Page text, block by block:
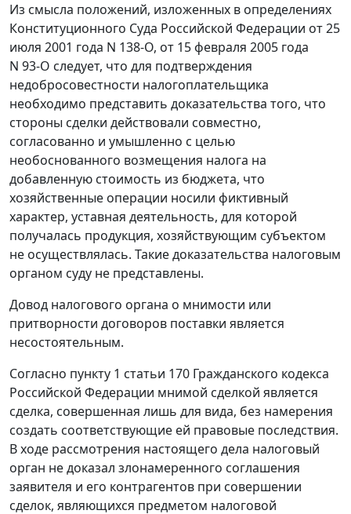
Из смысла положений, изложенных в определениях
Конституционного Суда Российской Федерации от 25
июля 2001 года N 138-О, от 15 февраля 2005 года
N 93-О следует, что для подтверждения
недобросовестности налогоплательщика
необходимо представить доказательства того, что
стороны сделки действовали совместно,
согласованно и умышленно с целью
необоснованного возмещения налога на
добавленную стоимость из бюджета, что
хозяйственные операции носили фиктивный
характер, уставная деятельность, для которой
получалась продукция, хозяйствующим субъектом
не осуществлялась. Такие доказательства налоговым
органом суду не представлены.
Довод налогового органа о мнимости или
притворности договоров поставки является
несостоятельным.
Согласно пункту 1 статьи 170 Гражданского кодекса
Российской Федерации мнимой сделкой является
сделка, совершенная лишь для вида, без намерения
создать соответствующие ей правовые последствия.
В ходе рассмотрения настоящего дела налоговый
орган не доказал злонамеренного соглашения
заявителя и его контрагентов при совершении
сделок, являющихся предметом налоговой